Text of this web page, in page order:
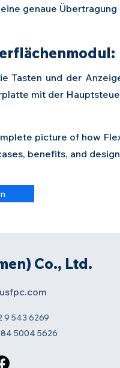
genaue
Tasten und der
mit der
picture of how
benefits, and
Co., Ltd.
9 543 6269
5004 5626